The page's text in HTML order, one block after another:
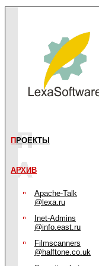
П РОЕКТЫ
АРХИВ
Apache-Talk
@lexa.ru
Inet-Admins
@info.east.ru
Filmscanners
@halftone.co.uk